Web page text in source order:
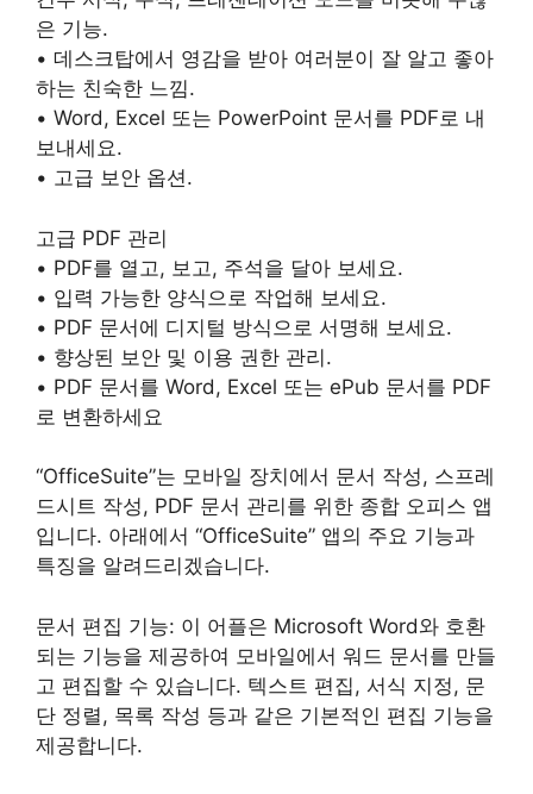
은 기능.
• 데스크탑에서 영감을 받아 여러분이 잘 알고 좋아
하는 친숙한 느낌.
• Word, Excel 또는 PowerPoint 문서를 PDF로 내
보내세요.
• 고급 보안 옵션.
고급 PDF 관리
• PDF를 열고, 보고, 주석을 달아 보세요.
• 입력 가능한 양식으로 작업해 보세요.
• PDF 문서에 디지털 방식으로 서명해 보세요.
• 향상된 보안 및 이용 권한 관리.
• PDF 문서를 Word, Excel 또는 ePub 문서를 PDF
로 변환하세요
“OfficeSuite”는 모바일 장치에서 문서 작성, 스프레
드시트 작성, PDF 문서 관리를 위한 종합 오피스 앱
입니다. 아래에서 “OfficeSuite” 앱의 주요 기능과
특징을 알려드리겠습니다.
문서 편집 기능: 이 어플은 Microsoft Word와 호환
되는 기능을 제공하여 모바일에서 워드 문서를 만들
고 편집할 수 있습니다. 텍스트 편집, 서식 지정, 문
단 정렬, 목록 작성 등과 같은 기본적인 편집 기능을
제공합니다.